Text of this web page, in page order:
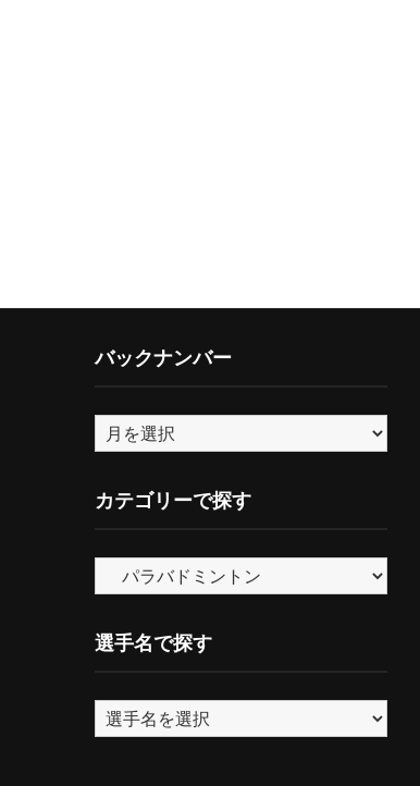
バックナンバー
バ
ッ
ク
ナ
カテゴリーで探す
テ
ゴ
リ
で
選手名で探す